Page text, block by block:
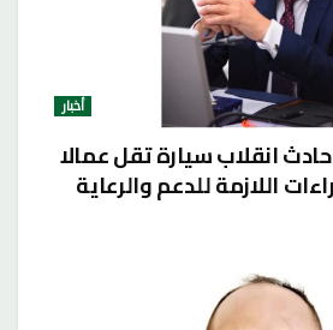
أخبار
انقلاب سيارة تقل عمالا
اللازمة للدعم والرعاية